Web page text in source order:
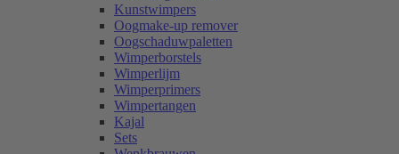
Kunstwimpers
Oogmake-up remover
Oogschaduwpaletten
Wimperborstels
Wimperlijm
Wimperprimers
Wimpertangen
Kajal
Sets